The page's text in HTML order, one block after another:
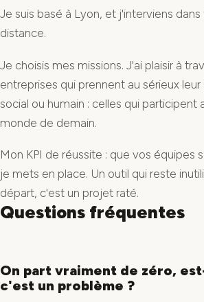
Je suis basé à Lyon, et j'interviens
distance.
Je choisis mes missions. J'ai plaisir à
entreprises qui prennent au sérieux
social ou humain : celles qui participent
monde de demain.
Mon KPI de réussite : que vos équipes
je mets en place. Un outil qui reste
départ, c'est un projet raté.
Questions fréquentes
On part vraiment de zéro,
c'est un problème ?